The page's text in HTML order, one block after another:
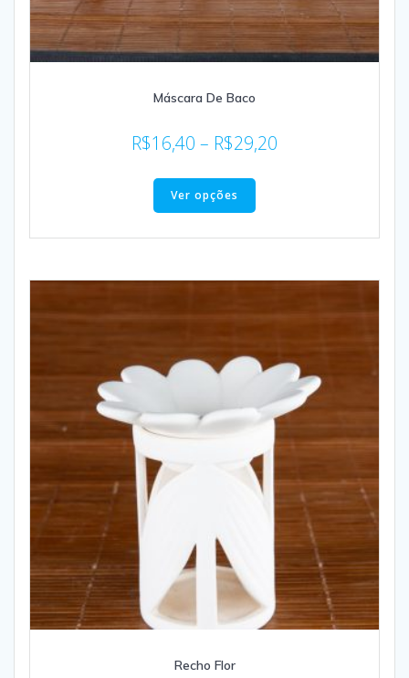
Máscara De Baco
R$16,40 – R$29,20
Ver opções
Recho Flor